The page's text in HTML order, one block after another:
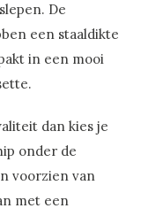
De
een staaldikte
in een mooi
dan kies je
onder de
voorzien van
met een